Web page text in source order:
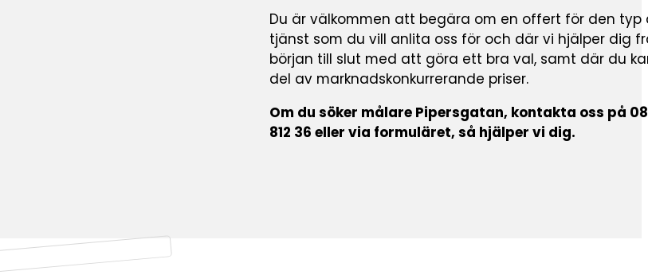
Du är välkommen att begära om en offert för den typ
tjänst som du vill anlita oss för och där vi hjälper dig
början till slut med att göra ett bra val, samt där du
del av marknadskonkurrerande priser.
Om du söker målare Pipersgatan, kontakta oss på
812 36 eller via formuläret, så hjälper vi dig.